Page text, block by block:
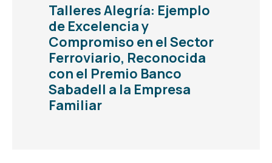
Talleres Alegría: Ejemplo
de Excelencia y
Compromiso en el Sector
Ferroviario, Reconocida
con el Premio Banco
Sabadell a la Empresa
Familiar